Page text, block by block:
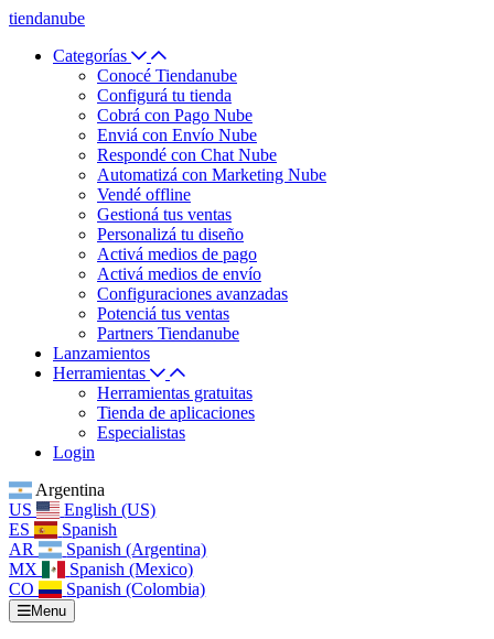
tiendanube
Categorías
Conocé Tiendanube
Configurá tu tienda
Cobrá con Pago Nube
Enviá con Envío Nube
Respondé con Chat Nube
Automatizá con Marketing Nube
Vendé offline
Gestioná tus ventas
Personalizá tu diseño
Activá medios de pago
Activá medios de envío
Configuraciones avanzadas
Potenciá tus ventas
Partners Tiendanube
Lanzamientos
Herramientas
Herramientas gratuitas
Tienda de aplicaciones
Especialistas
Login
Argentina
US
English (US)
ES
Spanish
AR
Spanish (Argentina)
MX
Spanish (Mexico)
CO
Spanish (Colombia)
Menu